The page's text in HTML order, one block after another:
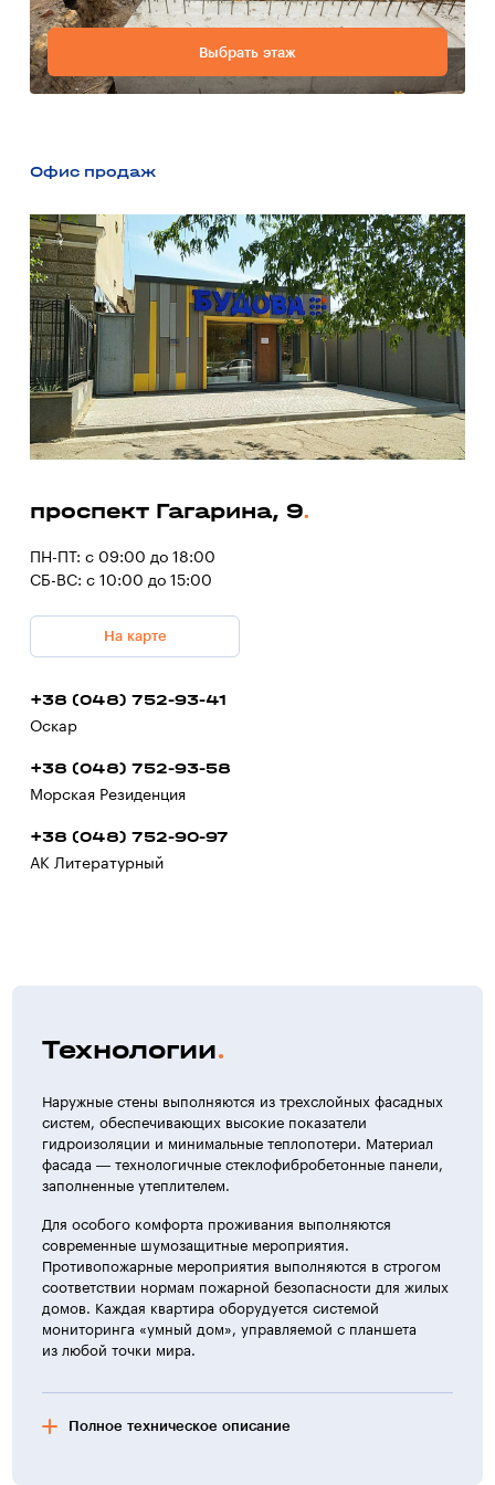
Выбрать этаж
Офис продаж
проспект Гагарина, 9
ПН-ПТ: с 09:00 до 18:00
СБ-ВС: с 10:00 до 15:00
На карте
+38 (048) 752-93-41
Оскар
+38 (048) 752-93-58
Морская Резиденция
+38 (048) 752-90-97
АК Литературный
Технологии
Наружные стены выполняются из трехслойных фасадных
систем, обеспечивающих высокие показатели
гидроизоляции и минимальные теплопотери. Материал
фасада — технологичные стеклофибробетонные панели,
заполненные утеплителем.
Для особого комфорта проживания выполняются
современные шумозащитные мероприятия.
Противопожарные мероприятия выполняются в строгом
соответствии нормам пожарной безопасности для жилых
домов. Каждая квартира оборудуется системой
мониторинга «умный дом», управляемой с планшета
из любой точки мира.
Полное техническое описание